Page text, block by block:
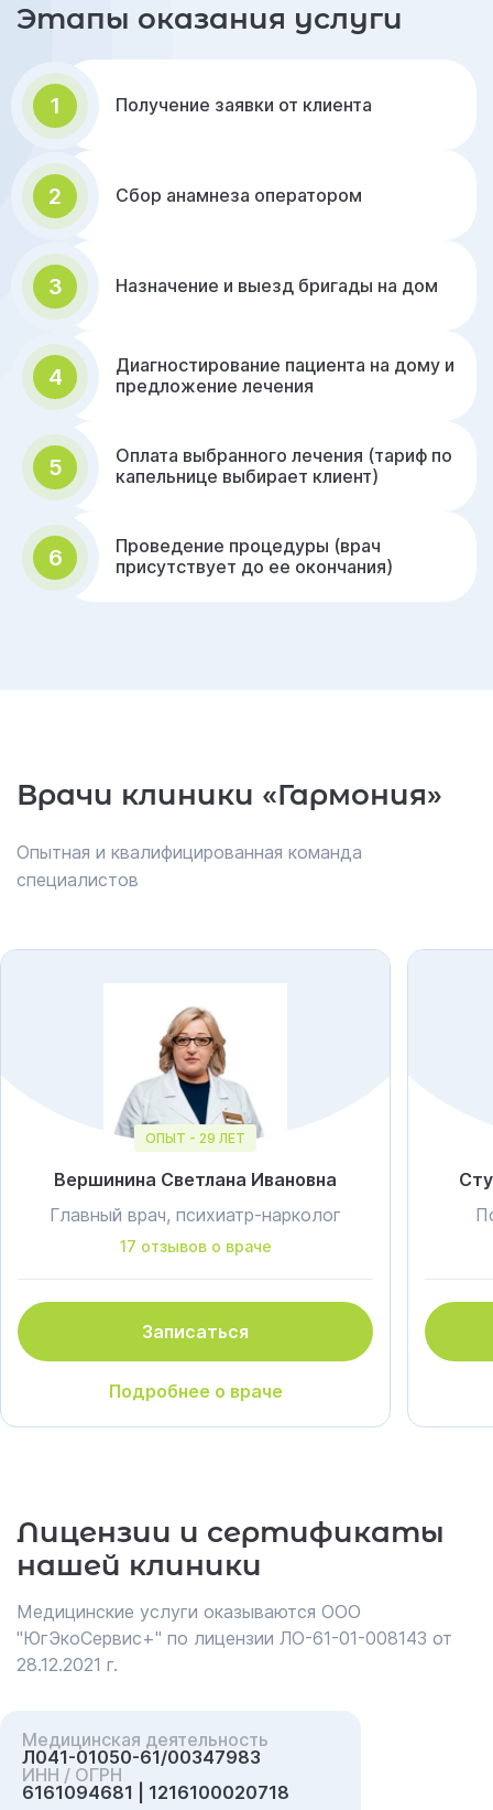
Этапы оказания услуги
1 Получение заявки от клиента
2 Сбор анамнеза оператором
3 Назначение и выезд бригады на дом
4
Диагностирование пациента на дому и
предложение лечения
5
Оплата выбранного лечения (тариф по
капельнице выбирает клиент)
6
Проведение процедуры (врач
присутствует до ее окончания)
Врачи клиники «Гармония»
Опытная и квалифицированная команда
специалистов
ОПЫТ - 29 ЛЕТ
Вершинина Светлана Ивановна
Главный врач, психиатр-нарколог
17 отзывов о враче
Записаться
Подробнее о враче
Лицензии и сертификаты
нашей клиники
Медицинские услуги оказываются ООО
"ЮгЭкоСервис+" по лицензии ЛО-61-01-008143 от
28.12.2021 г.
Медицинская деятельность
Л041-01050-61/00347983
ИНН / ОГРН
6161094681 | 1216100020718